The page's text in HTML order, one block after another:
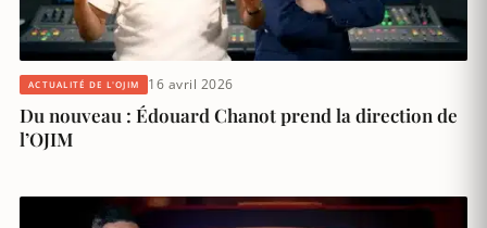
ACTUALITÉ DE L'OJIM 16 avril 2026
Du nouveau : Édouard Chanot prend la direction de
l’OJIM